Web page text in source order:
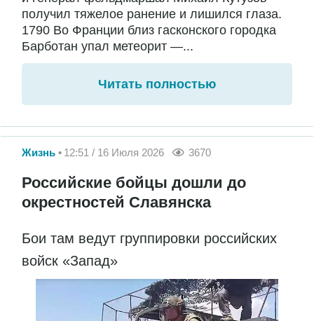
получил тяжелое ранение и лишился глаза.
1790 Во Франции близ гасконского городка
Барботан упал метеорит —...
Читать полностью
Жизнь 12:51 / 16 Июля 2026 3670
Российские бойцы дошли до
окрестностей Славянска
Бои там ведут группировки российских
войск «Запад»